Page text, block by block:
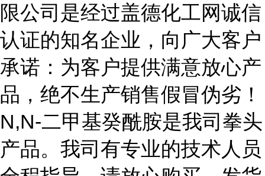
限公司是经过盖德化工网诚信
认证的知名企业，向广大客户
承诺：为客户提供满意放心产
品，绝不生产销售假冒伪劣！
N,N-二甲基癸酰胺是我司拳头
产品。我司有专业的技术人员